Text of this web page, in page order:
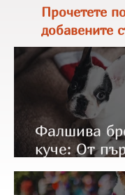
Прочетете
добавените
Фалшива
куче: От
симптоми
лечение